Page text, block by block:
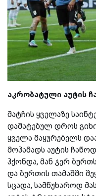
აკრობატული აუტის
მატჩის ყველაზე
დამატებულ დროს
ყველა მაყურებელს
მოჰამადს აუტის
ჰქონდა, მან ჯერ
და ბურთის თამაშში
სცადა, სამწუხაროდ